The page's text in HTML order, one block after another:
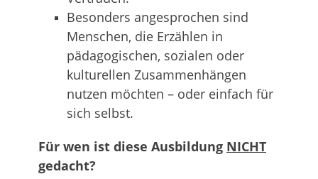
Besonders angesprochen sind
Menschen, die Erzählen in
pädagogischen, sozialen oder
kulturellen Zusammenhängen
nutzen möchten – oder einfach für
sich selbst.
Für wen ist diese Ausbildung NICHT
gedacht?